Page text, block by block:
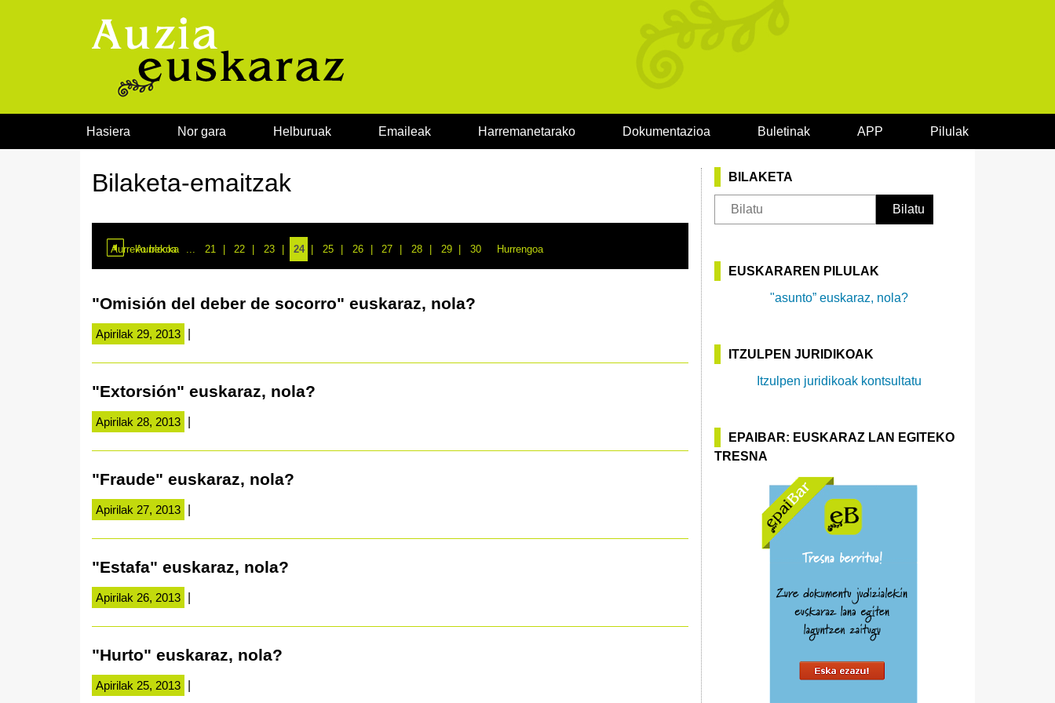
Hasiera Nor gara Helburuak Emaileak Harremanetarako Dokumentazioa Buletinak APP Pilulak
Bilaketa-emaitzak
Aurreko blocka
Aurrekoa ... 21 22 23 24 25 26 27 28 29 30 Hurrengoa
"Omisión del deber de socorro" euskaraz, nola?
Apirilak 29, 2013
"Extorsión" euskaraz, nola?
Apirilak 28, 2013
"Fraude" euskaraz, nola?
Apirilak 27, 2013
"Estafa" euskaraz, nola?
Apirilak 26, 2013
"Hurto" euskaraz, nola?
Apirilak 25, 2013
BILAKETA
EUSKARAREN PILULAK
"asunto” euskaraz, nola?
ITZULPEN JURIDIKOAK
Itzulpen juridikoak kontsultatu
EPAIBAR: EUSKARAZ LAN EGITEKO
TRESNA